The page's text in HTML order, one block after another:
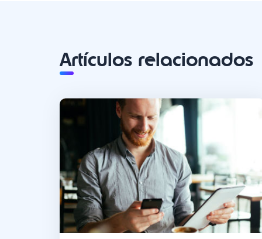
Artículos relacionados